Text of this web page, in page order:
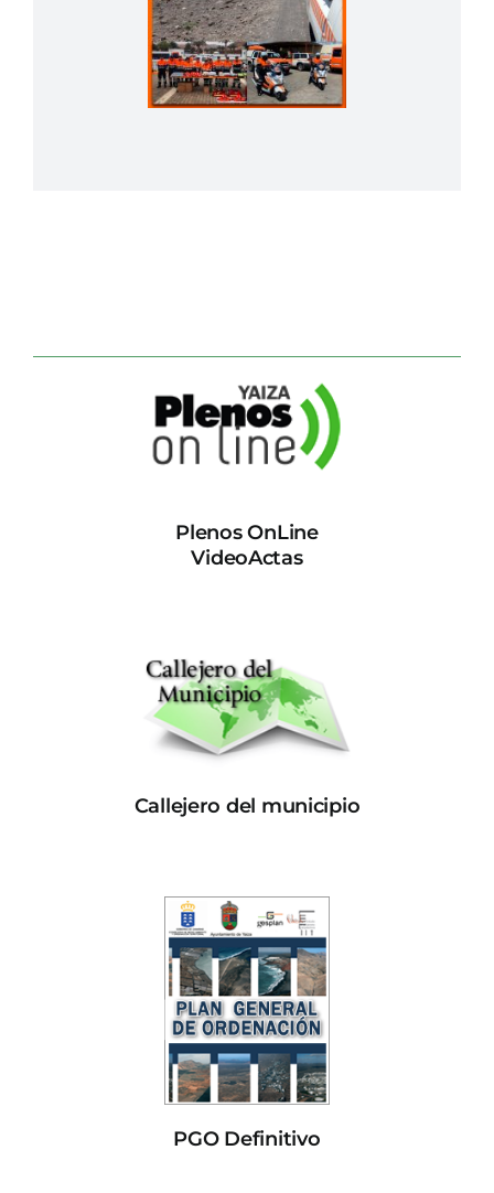
Plenos OnLine
VideoActas
Callejero del municipio
PGO Definitivo